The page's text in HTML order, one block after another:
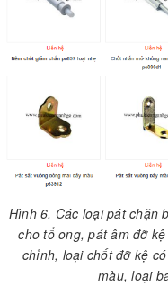
Hình 6. Các loại pát chặn
cho tổ ong, pát âm đỡ
chỉnh, loại chốt đỡ kệ
màu, loại